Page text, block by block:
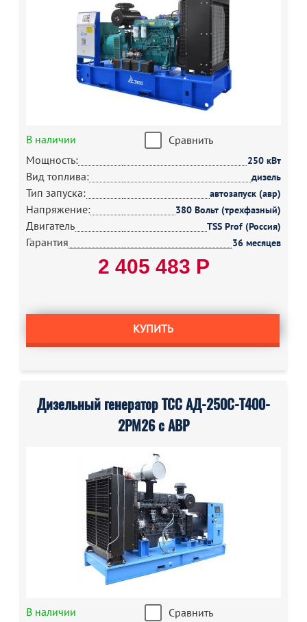
В наличии
Сравнить
Мощность:
250 кВт
Вид топлива: дизель
Тип запуска: автозапуск (авр)
Напряжение: 380 Вольт (трехфазный)
Двигатель TSS Prof (Россия)
Гарантия 36 месяцев
2 405 483 Р
КУПИТЬ
Дизельный генератор ТСС АД-250С-Т400-
2РМ26 с АВР
В наличии
Сравнить